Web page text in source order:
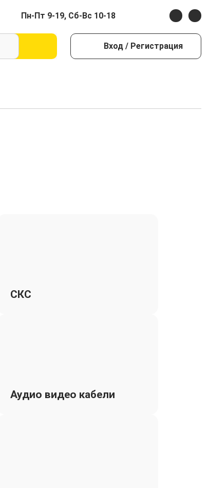
Пн-Пт 9-19, Сб-Вс 10-18
Вход / Регистрация
СКС
Аудио видео кабели